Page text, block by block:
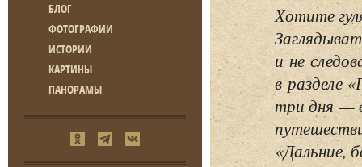
БЛОГ
ФОТОГРАФИИ
ИСТОРИИ
КАРТИНЫ
ПАНОРАМЫ
Хотите
и не
в разделе
три дня —
«Дальние,